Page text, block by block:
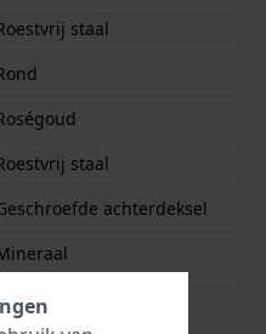
staal
staal
achterdeksel
kroon